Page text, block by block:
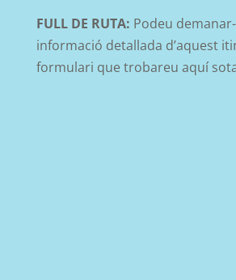
FULL DE RUTA: Podeu
informació detallada d’aquest
formulari que trobareu aquí